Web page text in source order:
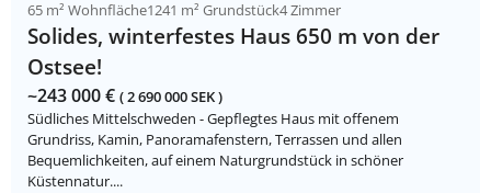
65 m² Wohnfläche1241 m² Grundstück4 Zimmer
Solides, winterfestes Haus 650 m von der
Ostsee!
~243 000 € ( 2 690 000 SEK )
Südliches Mittelschweden - Gepflegtes Haus mit offenem
Grundriss, Kamin, Panoramafenstern, Terrassen und allen
Bequemlichkeiten, auf einem Naturgrundstück in schöner
Küstennatur....